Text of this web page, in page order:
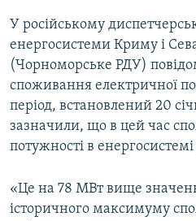
Усі сайти RFE/RL
У російському
енергосистеми Криму і
(Чорноморське РДУ)
споживання електричної
період, встановлений 20
зазначили, що в цей час
потужності в
«Це на 78 МВт вище
історичного максимуму